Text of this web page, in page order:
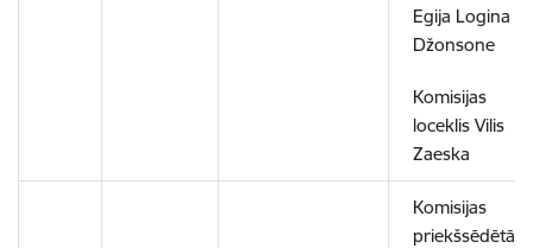
Egija Logina
Džonsone
Komisijas
loceklis Vilis
Zaeska
Komisijas
priekšsēdētāja